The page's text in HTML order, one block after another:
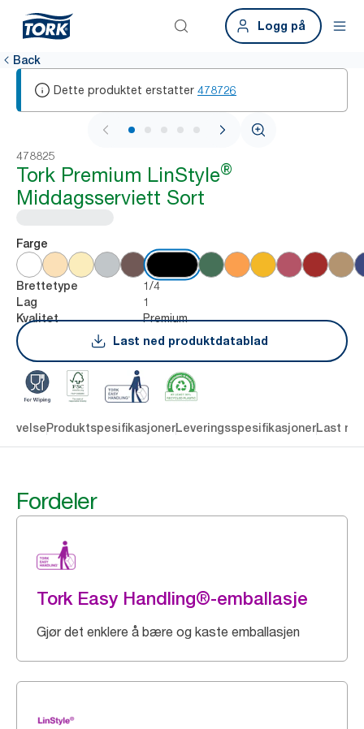
Logg på
Back
Dette produktet erstatter 478726
1 / 5
478825
Tork Premium LinStyle®
Middagsserviett Sort
Farge
Brettetype 1/4
Lag 1
Kvalitet
Premium
Last ned produktdatablad
ProduktspesifikasjonerLeveringsspesifikasjonerLast
Fordeler
Tork Easy Handling®-emballasje
Gjør det enklere å bære og kaste emballasjen